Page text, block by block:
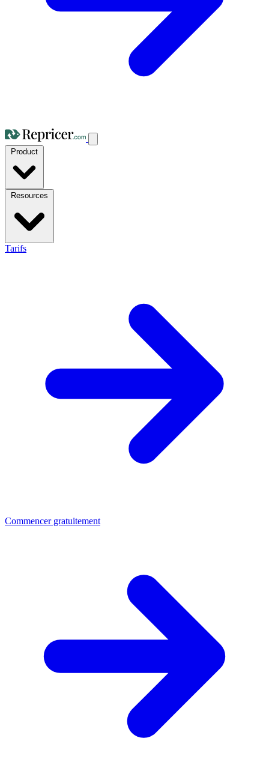
Tarifs
Commencer gratuitement